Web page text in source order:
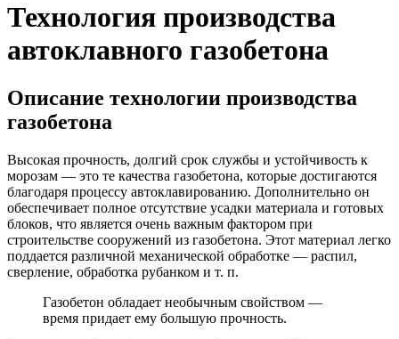
Технология производства
автоклавного газобетона
Описание технологии производства
газобетона
Высокая прочность, долгий срок службы и устойчивость к
морозам — это те качества газобетона, которые достигаются
благодаря процессу автоклавированию. Дополнительно он
обеспечивает полное отсутствие усадки материала и готовых
блоков, что является очень важным фактором при
строительстве сооружений из газобетона. Этот материал легко
поддается различной механической обработке — распил,
сверление, обработка рубанком и т. п.
Газобетон обладает необычным свойством —
время придает ему большую прочность.